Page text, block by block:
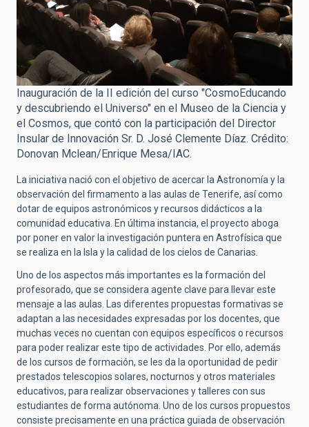
Inauguración de la II edición del curso "CosmoEducando
y descubriendo el Universo" en el Museo de la Ciencia y
el Cosmos, que contó con la participación del Director
Insular de Innovación Sr. D. José Clemente Díaz. Crédito:
Donovan Mclean/Enrique Mesa/IAC.
La iniciativa nació con el objetivo de acercar la Astronomía y la
observación del firmamento a las aulas de Tenerife, así como
dotar de equipos astronómicos y recursos didácticos a la
comunidad educativa. En última instancia, el proyecto aboga
por poner en valor la investigación puntera en Astrofísica que
se realiza en la Isla y la calidad de los cielos de Canarias.
Uno de los aspectos más importantes es la formación del
profesorado, que se considera agente clave para llevar este
mensaje a las aulas. Las diferentes propuestas formativas se
adaptan a las necesidades expresadas por los docentes, que
muchas veces no cuentan con equipos específicos o recursos
para poder realizar este tipo de actividades. Por ello, además
de los cursos de formación, se les da la oportunidad de pedir
prestados telescopios solares, nocturnos y otros materiales
educativos, para realizar observaciones y talleres con sus
estudiantes de forma autónoma. Uno de los cursos propuestos
consiste precisamente en una práctica guiada de observación